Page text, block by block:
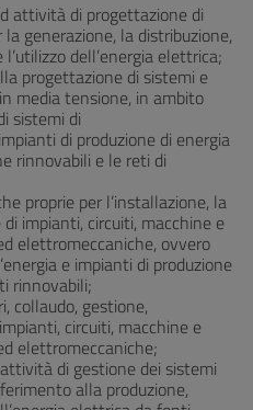
attività di progettazione di
generazione, la distribuzione,
dell’energia elettrica;
progettazione di sistemi e
media tensione, in ambito
sistemi di
di produzione di energia
rinnovabili e le reti di
proprie per l’installazione, la
impianti, circuiti, macchine e
elettromeccaniche, ovvero
e impianti di produzione
rinnovabili;
collaudo, gestione,
circuiti, macchine e
elettromeccaniche;
di gestione dei sistemi
alla produzione,